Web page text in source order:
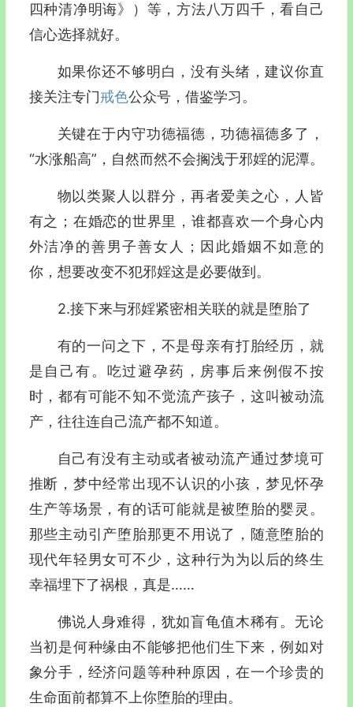
四种清净明诲》）等，方法八万四千，看自己
信心选择就好。
如果你还不够明白，没有头绪，建议你直
接关注专门戒色公众号，借鉴学习。
关键在于内守功德福德，功德福德多了，
“水涨船高”，自然而然不会搁浅于邪婬的泥潭。
物以类聚人以群分，再者爱美之心，人皆
有之；在婚恋的世界里，谁都喜欢一个身心内
外洁净的善男子善女人；因此婚姻不如意的
你，想要改变不犯邪婬这是必要做到。
2.接下来与邪婬紧密相关联的就是堕胎了
有的一问之下，不是母亲有打胎经历，就
是自己有。吃过避孕药，房事后来例假不按
时，都有可能不知不觉流产孩子，这叫被动流
产，往往连自己流产都不知道。
自己有没有主动或者被动流产通过梦境可
推断，梦中经常出现不认识的小孩，梦见怀孕
生产等场景，有的话可能就是被堕胎的婴灵。
那些主动引产堕胎那更不用说了，随意堕胎的
现代年轻男女可不少，这种行为为以后的终生
幸福埋下了祸根，真是……
佛说人身难得，犹如盲龟值木稀有。无论
当初是何种缘由不能够把他们生下来，例如对
象分手，经济问题等种种原因，在一个珍贵的
生命面前都算不上你堕胎的理由。